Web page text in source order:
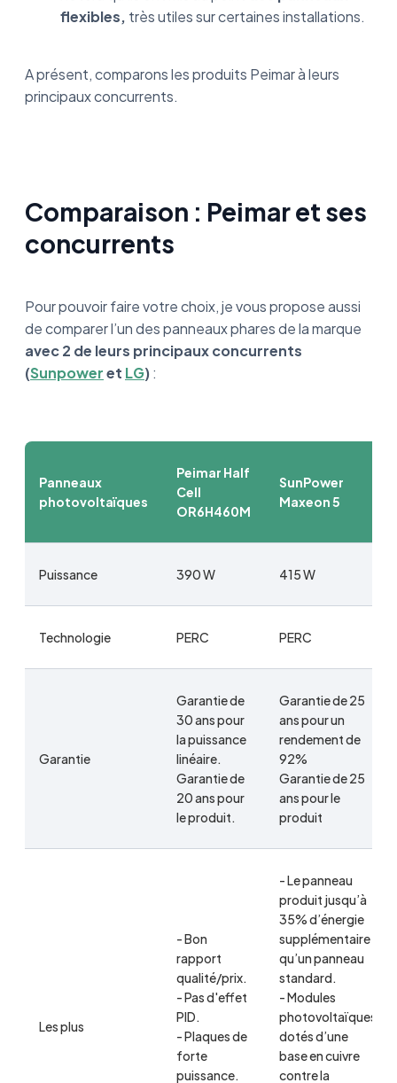
flexibles, très utiles sur certaines installations.
A présent, comparons les produits Peimar à leurs
principaux concurrents.
Comparaison : Peimar et ses
concurrents
Pour pouvoir faire votre choix, je vous propose aussi
de comparer l’un des panneaux phares de la marque
avec 2 de leurs principaux concurrents
(Sunpoweret LG):
Panneaux
photovoltaïques
Peimar Half
Cell
OR6H460M
SunPower
Maxeon 5
Puissance 390 W 415 W
Technologie PERC PERC
Garantie
Garantie de
30 ans pour
la puissance
linéaire.
Garantie de
20 ans pour
le produit.
Garantie de 25
ans pour un
rendement de
92%
Garantie de 25
ans pour le
produit
Les plus
- Bon
rapport
qualité/prix.
- Pas d'effet
PID.
- Plaques de
forte
puissance.
- Le panneau
produit jusqu’à
35% d’énergie
supplémentaire
qu’un panneau
standard.
- Modules
photovoltaïques
dotés d’une
base en cuivre
contre la